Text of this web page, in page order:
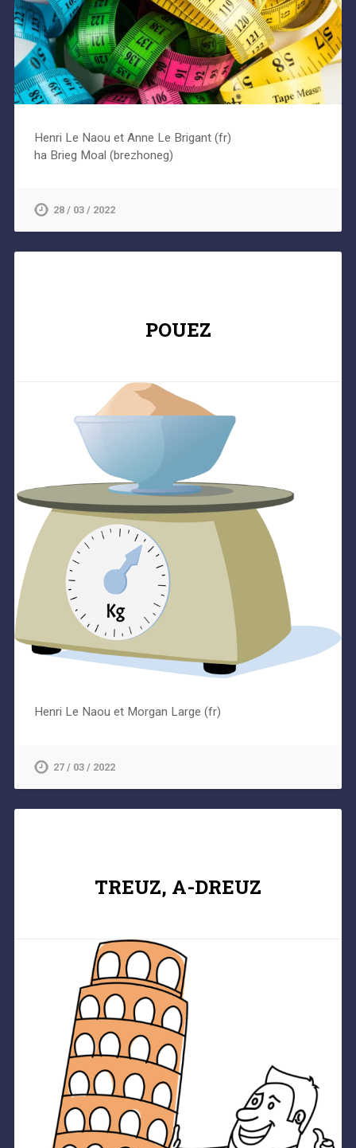
Henri Le Naou et Anne Le Brigant (fr)
ha Brieg Moal (brezhoneg)
28 / 03 / 2022
POUEZ
Henri Le Naou et Morgan Large (fr)
27 / 03 / 2022
TREUZ, A-DREUZ